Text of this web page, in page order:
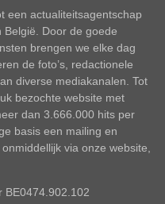
een actualiteitsagentschap
Door de goede
brengen we elke dag
de foto’s, redactionele
diverse mediakanalen. Tot
bezochte website met
dan 3.666.000 hits per
basis een mailing en
via onze website,
BE0474.902.102